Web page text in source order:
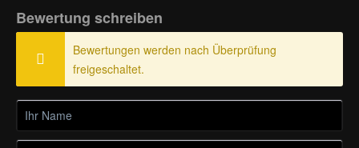
Bewertung schreiben
Bewertungen werden nach Überprüfung
freigeschaltet.